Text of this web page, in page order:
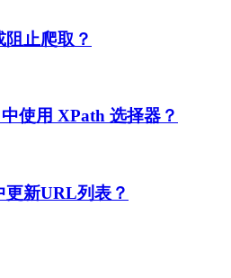
止爬取？
使用 XPath 选择器？
新URL列表？